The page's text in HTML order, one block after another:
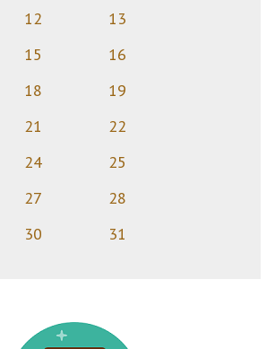
12
13
15
16
18
19
21
22
24
25
27
28
30 31